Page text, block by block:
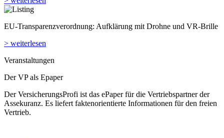
EU-Transparenzverordnung: Aufklärung mit Drohne und VR-Brille
> weiterlesen
Veranstaltungen
Der VP als Epaper
Der VersicherungsProfi ist das ePaper für die Vertriebspartner der
Assekuranz. Es liefert faktenorientierte Informationen für den freien
Vertrieb.